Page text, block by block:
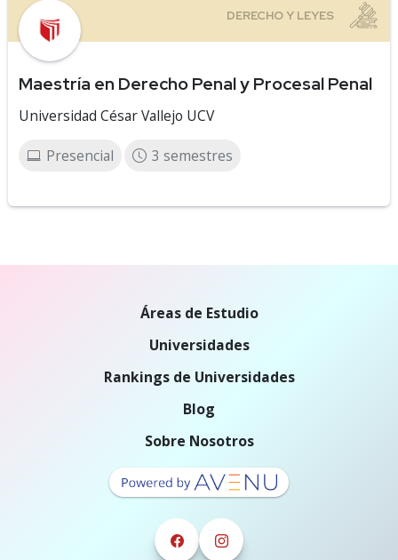
Maestría en Derecho Penal y Procesal Penal
Universidad César Vallejo UCV
Presencial 3 semestres
Áreas de Estudio
Universidades
Rankings de Universidades
Blog
Sobre Nosotros